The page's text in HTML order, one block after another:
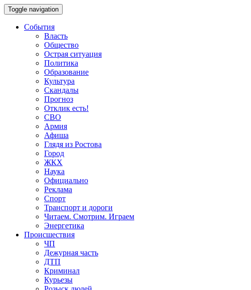
Toggle navigation
События
Власть
Общество
Острая ситуация
Политика
Образование
Культура
Скандалы
Прогноз
Отклик есть!
СВО
Армия
Афиша
Глядя из Ростова
Город
ЖКХ
Наука
Официально
Реклама
Спорт
Транспорт и дороги
Читаем. Смотрим. Играем
Энергетика
Происшествия
ЧП
Дежурная часть
ДТП
Криминал
Курьезы